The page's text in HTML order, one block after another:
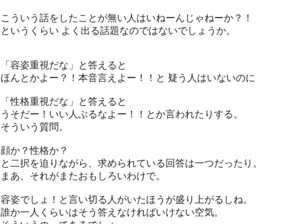
こういう話をしたことが無い人はいねーんじゃねーか？！
というくらい よく出る話題なのではないでしょうか。
「容姿重視だな」と答えると
ほんとかよー？！本音言えよー！！と 疑う人はいないのに
「性格重視だな」と答えると
うそだー！いい人ぶるなよー！！とか言われたりする。
そういう質問。
顔か？性格か？
と二択を迫りながら、求められている回答は一つだったり。
まあ、それがまたおもしろいわけで。
容姿でしょ！と言い切る人がいたほうが盛り上がるしね。
誰か一人くらいはそう答えなければいけない空気。